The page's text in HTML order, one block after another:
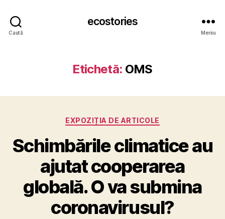
Caută
ecostories
Meniu
Etichetă: OMS
Categorii
EXPOZIȚIA DE ARTICOLE
Schimbările climatice au
ajutat cooperarea
globală. O va submina
coronavirusul?